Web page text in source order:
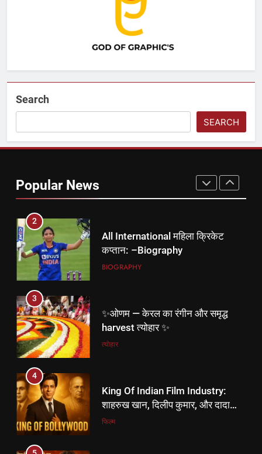
Search
SEARCH
Popular News
विश्वामित्र कौन थे? | महर्षि विश्वामित्र की
जीवन कथा हिंदी में
DHARM
हर बच्चे की मुस्कान में बसता है भारत का
त्योहार
1
2
All International महिला क्रिकेट
कप्तान: –Biography
BIOGRAPHY
3
✨ओणम — केरल का रंगीन और समृद्ध
harvest त्योहार ✨
त्योहार
4
King Of Indian Film Industry:
शाहरुख खान, दिलीप कुमार, और दादा
साहब फाल्के।
फिल्म